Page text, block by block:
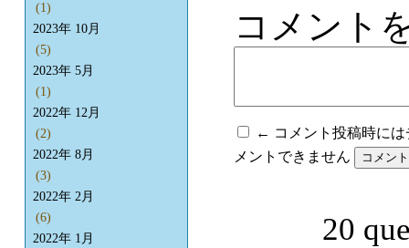
コメント
← コメント投稿時に
メントできません
(1)
2023年 10月
(5)
2023年 5月
(1)
2022年 12月
(2)
2022年 8月
(3)
2022年 2月
(6)
2022年 1月
20